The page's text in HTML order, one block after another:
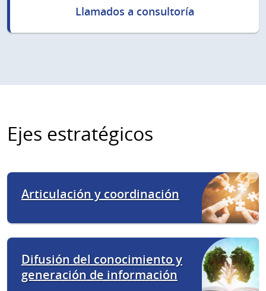
Llamados a consultoría
Ejes estratégicos
Articulación y coordinación
Difusión del conocimiento y
generación de información